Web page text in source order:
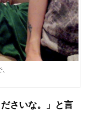
さいな。」と言